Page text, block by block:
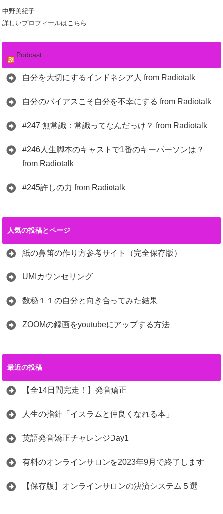
中野美紀子
詳しいプロフィールはこちら
Podcast
自分を大切にするインドネシア人 from Radiotalk
自分のバイアスこそ自分を不幸にする from Radiotalk
#247 無常識：常識ってなんだっけ？ from Radiotalk
#246人生脚本のキャストで1番のキーパーソンは？
from Radiotalk
#245許しの力 from Radiotalk
人気の投稿とページ
紙の鼻笛の作り方参考サイト（完全保存版）
UMIカウンセリング
数秘１１の自分と向き合ってみた結果
ZOOMの録画をyoutubeにアップする方法
最近の投稿
【全14日間完走！】発音矯正
人生の指針「イスラムと仲良くなれる本」
英語発音矯正チャレンジDay1
有料のオンラインサロンを2023年9月で終了します
【保存版】オンラインサロンの決済システム５選